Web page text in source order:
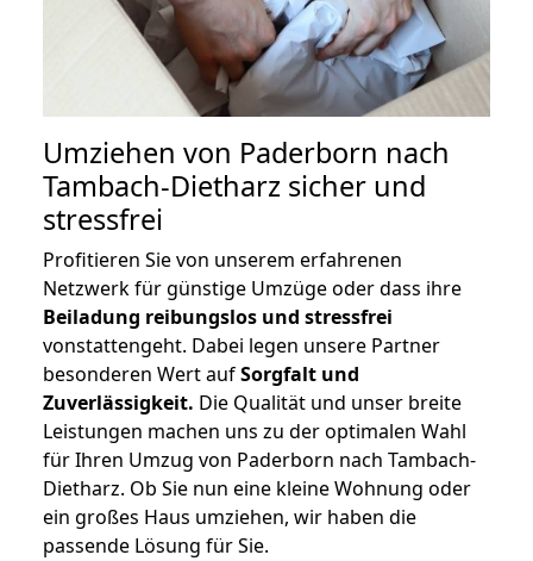
Umziehen von Paderborn nach
Tambach-Dietharz sicher und
stressfrei
Profitieren Sie von unserem erfahrenen
Netzwerk für günstige Umzüge oder dass ihre
Beiladung reibungslos und stressfrei
vonstattengeht. Dabei legen unsere Partner
besonderen Wert aufSorgfalt und
Zuverlässigkeit. Die Qualität und unser breite
Leistungen machen uns zu der optimalen Wahl
für Ihren Umzug von Paderborn nach Tambach-
Dietharz. Ob Sie nun eine kleine Wohnung oder
ein großes Haus umziehen, wir haben die
passende Lösung für Sie.